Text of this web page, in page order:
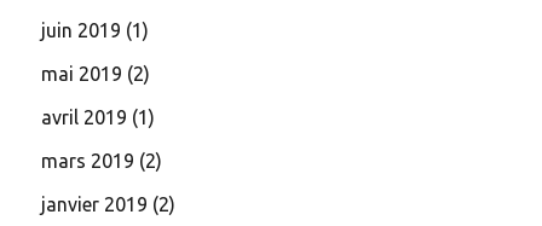
juin 2019 (1)
mai 2019 (2)
avril 2019 (1)
mars 2019 (2)
janvier 2019 (2)